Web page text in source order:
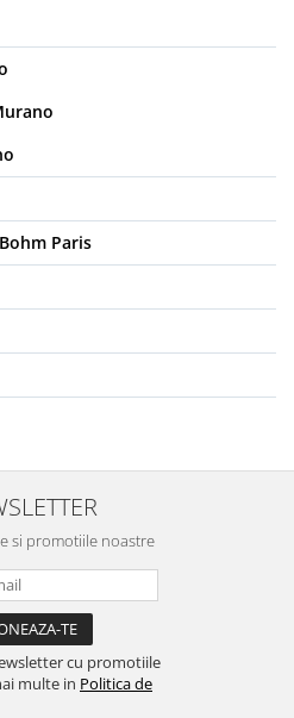
Paris
si promotiile noastre
cu promotiile
multe in Politica de